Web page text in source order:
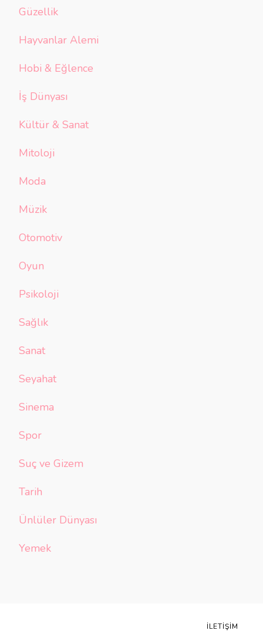
Güzellik
Hayvanlar Alemi
Hobi & Eğlence
İş Dünyası
Kültür & Sanat
Mitoloji
Moda
Müzik
Otomotiv
Oyun
Psikoloji
Sağlık
Sanat
Seyahat
Sinema
Spor
Suç ve Gizem
Tarih
Ünlüler Dünyası
Yemek
İLETIŞIM